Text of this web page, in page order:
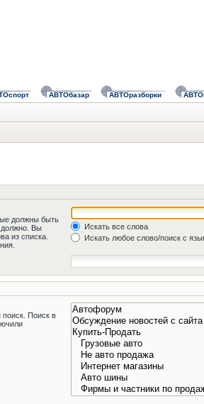
АВТОбазар АВТОразборки
должны быть
должно. Вы
из списка.
Искать все слова
Искать любое слово/поиск с
Поиск в